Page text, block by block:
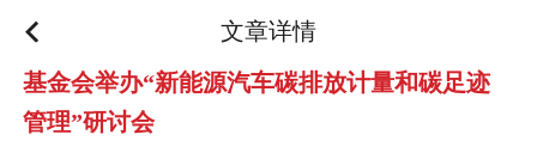
文章详情
基金会举办“新能源汽车碳排放计量和碳足迹
管理”研讨会